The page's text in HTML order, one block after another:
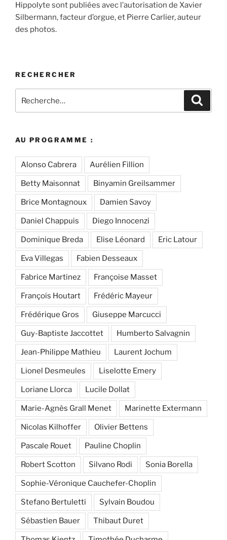
Hippolyte sont publiées avec l’autorisation de Xavier
Silbermann, facteur d’orgue, et Pierre Carlier, auteur
des photos.
RECHERCHER
pour
AU PROGRAMME :
Alonso Cabrera Aurélien Fillion
Betty Maisonnat Binyamin Greilsammer
Brice Montagnoux Damien Savoy
Daniel Chappuis Diego Innocenzi
Dominique Breda Elise Léonard Eric Latour
Eva Villegas Fabien Desseaux
Fabrice Martinez Françoise Masset
François Houtart Frédéric Mayeur
Frédérique Gros Giuseppe Marcucci
Guy-Baptiste Jaccottet Humberto Salvagnin
Jean-Philippe Mathieu Laurent Jochum
Lionel Desmeules Liselotte Emery
Loriane Llorca Lucile Dollat
Marie-Agnès Grall Menet Marinette Extermann
Nicolas Kilhoffer Olivier Bettens
Pascale Rouet Pauline Choplin
Robert Scotton Silvano Rodi Sonia Borella
Sophie-Véronique Cauchefer-Choplin
Stefano Bertuletti Sylvain Boudou
Sébastien Bauer Thibaut Duret